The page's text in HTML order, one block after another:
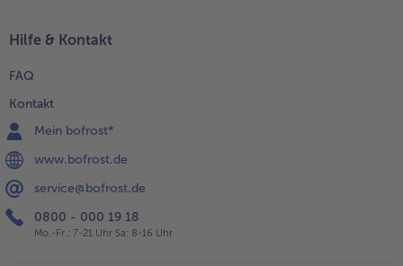
Hilfe & Kontakt
FAQ
Kontakt
Mein bofrost*
www.bofrost.de
service@bofrost.de
0800 - 000 19 18
Mo.-Fr.: 7-21 Uhr Sa: 8-16 Uhr